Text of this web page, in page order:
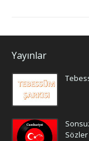
Yayınlar